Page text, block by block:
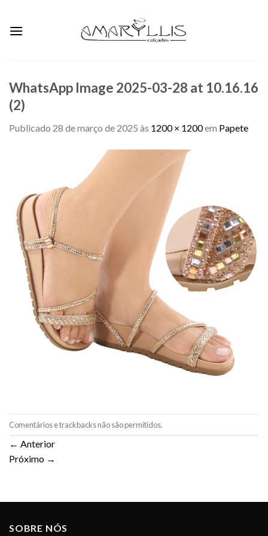
content
WhatsApp Image 2025-03-28 at 10.16.16
(2)
Publicado 28 de março de 2025 às 1200 × 1200em Papete
Comentários e trackbacks não são permitidos.
← Anterior
Próximo →
SOBRE NÓS